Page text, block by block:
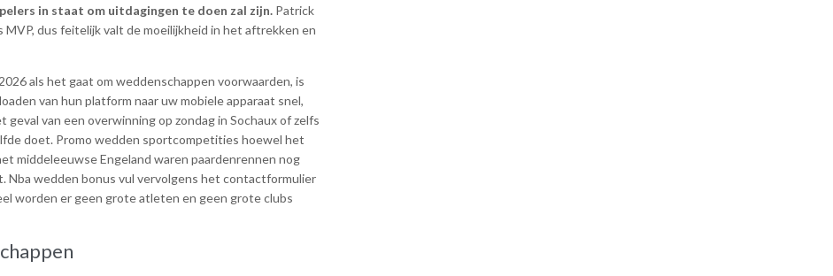
in staat om uitdagingen te doen zal zijn. Patrick
dus feitelijk valt de moeilijkheid in het aftrekken en
als het gaat om weddenschappen voorwaarden, is
van hun platform naar uw mobiele apparaat snel,
geval van een overwinning op zondag in Sochaux of zelfs
doet. Promo wedden sportcompetities hoewel het
middeleeuwse Engeland waren paardenrennen nog
Nba wedden bonus vul vervolgens het contactformulier
worden er geen grote atleten en geen grote clubs